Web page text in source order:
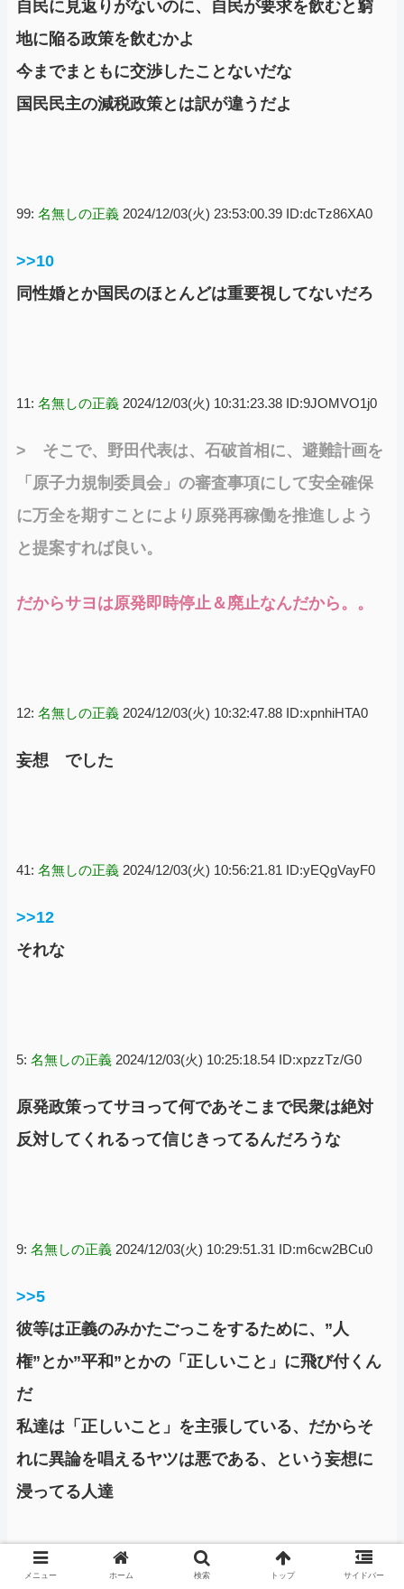
自民に見返りがないのに、自民が要求を飲むと窮
地に陥る政策を飲むかよ
今までまともに交渉したことないだな
国民民主の減税政策とは訳が違うだよ
99: 名無しの正義 2024/12/03(火) 23:53:00.39 ID:dcTz86XA0
>>10
同性婚とか国民のほとんどは重要視してないだろ
11: 名無しの正義 2024/12/03(火) 10:31:23.38 ID:9JOMVO1j0
> そこで、野田代表は、石破首相に、避難計画を
「原子力規制委員会」の審査事項にして安全確保
に万全を期すことにより原発再稼働を推進しよう
と提案すれば良い。
だからサヨは原発即時停止＆廃止なんだから。。
12: 名無しの正義 2024/12/03(火) 10:32:47.88 ID:xpnhiHTA0
妄想 でした
41: 名無しの正義 2024/12/03(火) 10:56:21.81 ID:yEQgVayF0
>>12
それな
5: 名無しの正義 2024/12/03(火) 10:25:18.54 ID:xpzzTz/G0
原発政策ってサヨって何であそこまで民衆は絶対
反対してくれるって信じきってるんだろうな
9: 名無しの正義 2024/12/03(火) 10:29:51.31 ID:m6cw2BCu0
>>5
彼等は正義のみかたごっこをするために、”人
権”とか”平和”とかの「正しいこと」に飛び付くん
だ
私達は「正しいこと」を主張している、だからそ
れに異論を唱えるヤツは悪である、という妄想に
浸ってる人達
メニュー ホーム 検索 トップ サイドバー